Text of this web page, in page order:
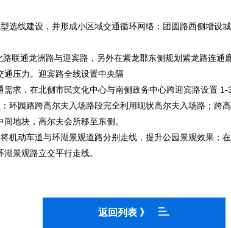
选线建设，并形成小区域交通循环网络；团圆路西侧增设
路联通龙洲路与迎宾路，另外在紫龙郡东侧规划紫龙路连通
通压力。迎宾路全线设置中央隔
求，在北侧市民文化中心与南侧政务中心跨迎宾路设置 1-
环园路跨高尔夫入场路段完全利用现状高尔夫入场路；跨
地块，高尔夫会所移至东侧。
机动车道与环湖景观道路分别走线，提升公园景观效果；
景观路立交平行走线。
返回列表 》